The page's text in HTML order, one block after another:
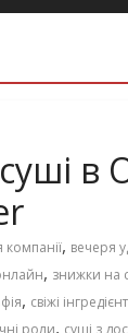
в
компанії, вечеря
, знижки на
, свіжі
роли, суші з